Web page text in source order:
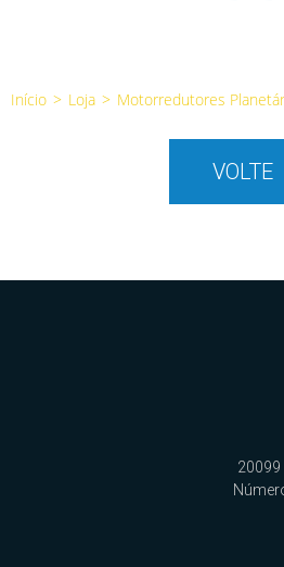
Início > Loja > Motorredutores
VOLTE
20099